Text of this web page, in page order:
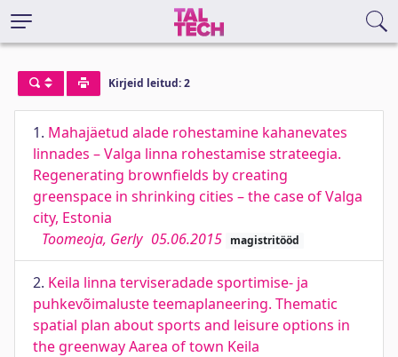
Kirjeid leitud: 2
1. Mahajäetud alade rohestamine kahanevates
linnades – Valga linna rohestamise strateegia.
Regenerating brownfields by creating
greenspace in shrinking cities – the case of Valga
city, Estonia
Toomeoja, Gerly 05.06.2015 magistritööd
2. Keila linna terviseradade sportimise- ja
puhkevõimaluste teemaplaneering. Thematic
spatial plan about sports and leisure options in
the greenway Aarea of town Keila